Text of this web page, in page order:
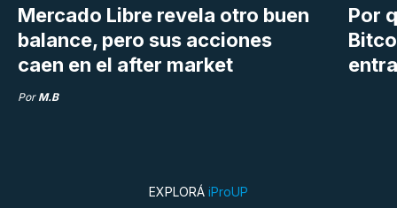
Mercado Libre revela otro buen
balance, pero sus acciones
caen en el after market
Por M.B
Por
EXPLORÁ iProUP